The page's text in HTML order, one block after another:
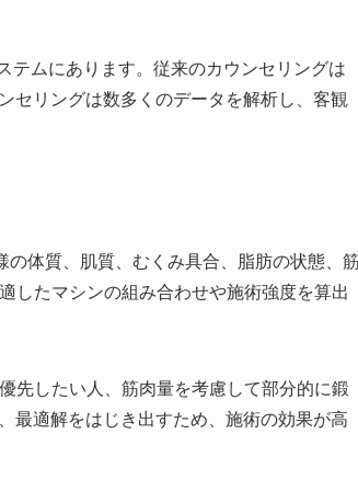
テムにあります。従来のカウンセリングは
セリングは数多くのデータを解析し、客観
体質、肌質、むくみ具合、脂肪の状態、
したマシンの組み合わせや施術強度を算出
先したい人、筋肉量を考慮して部分的に鍛
最適解をはじき出すため、施術の効果が高